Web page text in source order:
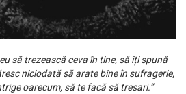
să trezească ceva în tine, să îți spună
niciodată să arate bine în sufragerie,
oarecum, să te facă să tresari.”